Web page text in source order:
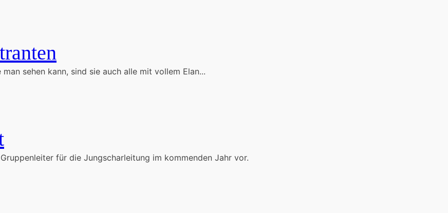
sehen kann, sind sie auch alle mit vollem Elan...
für die Jungscharleitung im kommenden Jahr vor.